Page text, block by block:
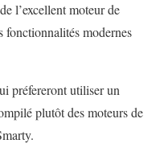
l’excellent moteur de
fonctionnalités modernes
préfereront utiliser un
plutôt des moteurs de